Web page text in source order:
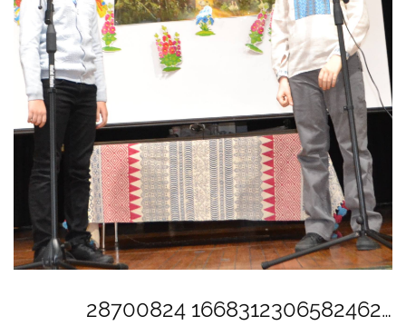
28700824 1668312306582462 4180264294807225993 O